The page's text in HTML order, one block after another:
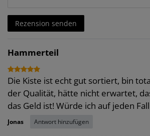
Rezensionstext
Rezension senden
Hammerteil
Die Kiste ist echt gut sortiert, bin
der Qualität, hätte nicht erwartet,
das Geld ist! Würde ich auf jeden
Jonas Antwort hinzufügen